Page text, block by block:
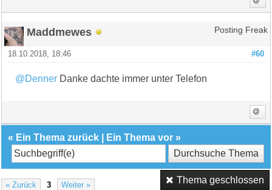
Maddmewes Posting Freak
#60
18.10.2018, 18:46
@Denner Danke dachte immer unter Telefon
« Ein Thema zurück Ein Thema vor »
« Zurück 3 Weiter » Thema geschlossen